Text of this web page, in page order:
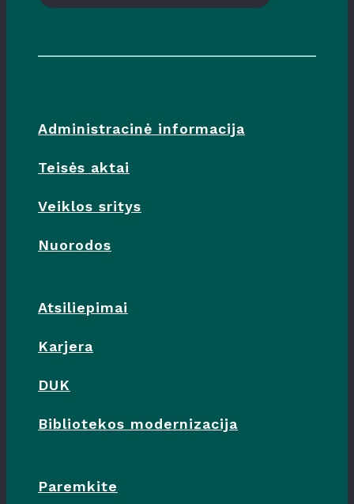
Administracinė informacija
Teisės aktai
Veiklos sritys
Nuorodos
Atsiliepimai
Karjera
DUK
Bibliotekos modernizacija
Paremkite